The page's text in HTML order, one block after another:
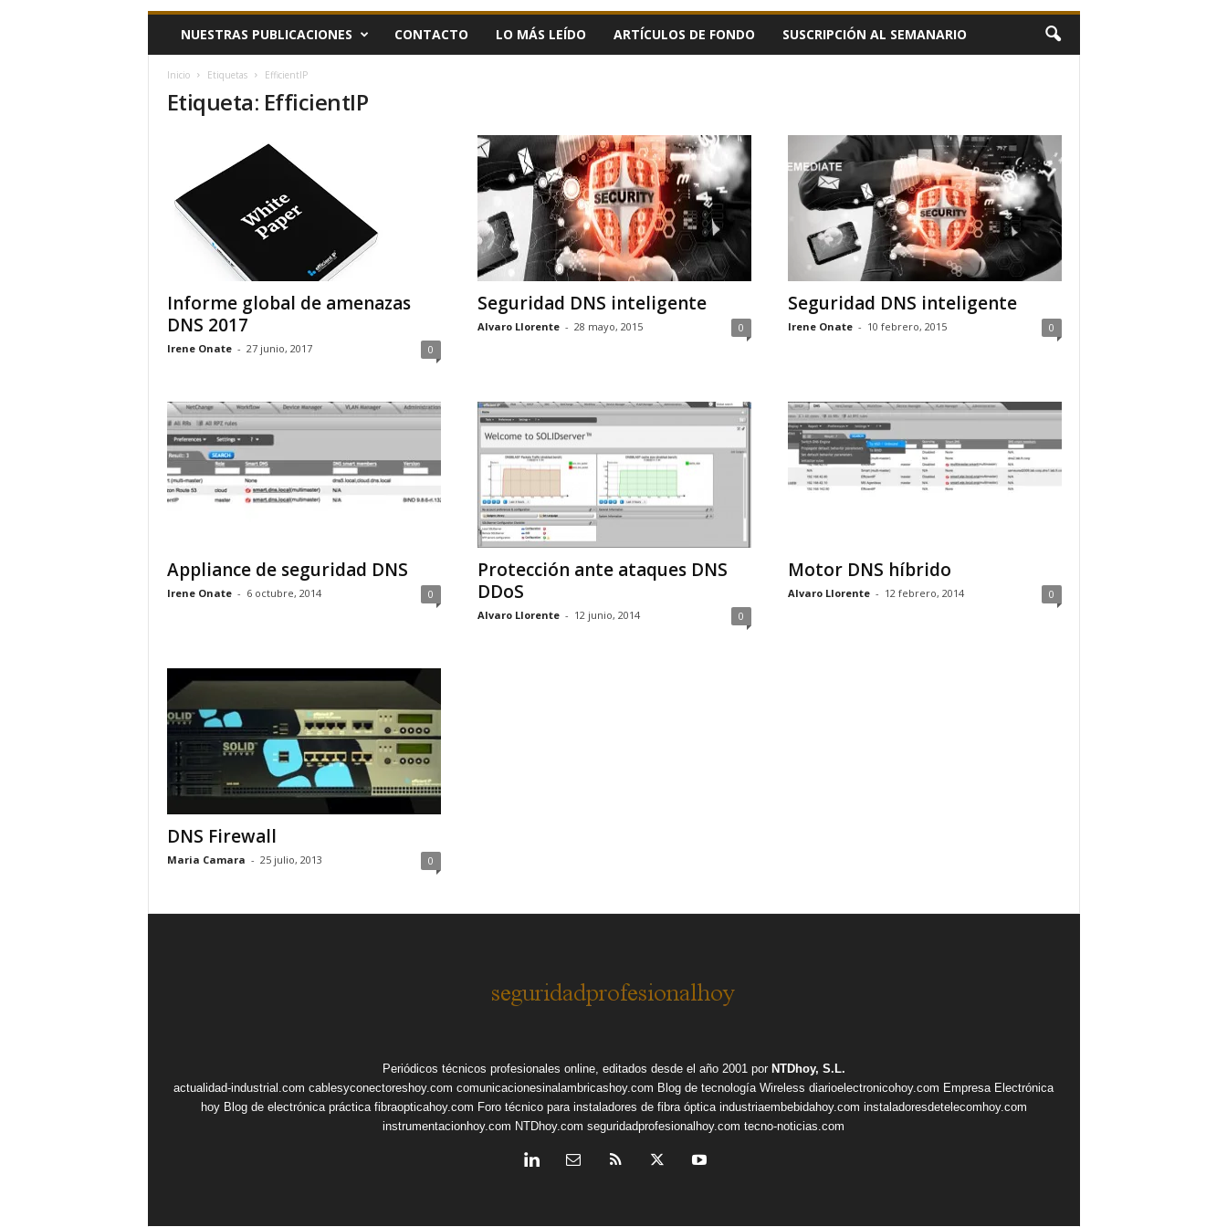
h
y
NUESTRAS PUBLICACIONES CONTACTO LO MÁS LEÍDO ARTÍCULOS DE FONDO SUSCRIPCIÓN AL SEMANARIO
Inicio Etiquetas EfficientIP
Etiqueta: EfficientIP
Informe global de amenazas
DNS 2017
Irene Onate - 27 junio, 2017 0
Seguridad DNS inteligente
Alvaro Llorente - 28 mayo, 2015 0
Seguridad DNS inteligente
Irene Onate - 10 febrero, 2015 0
Appliance de seguridad DNS
Irene Onate - 6 octubre, 2014 0
Protección ante ataques DNS
DDoS
Alvaro Llorente - 12 junio, 2014 0
Motor DNS híbrido
Alvaro Llorente - 12 febrero, 2014 0
DNS Firewall
Maria Camara - 25 julio, 2013 0
Periódicos técnicos profesionales online, editados desde el año 2001 por NTDhoy, S.L.
actualidad-industrial.com cablesyconectoreshoy.com comunicacionesinalambricashoy.com Blog de tecnología Wireless diarioelectronicohoy.com Empresa Electrónica
hoy Blog de electrónica práctica fibraopticahoy.com Foro técnico para instaladores de fibra óptica industriaembebidahoy.com instaladoresdetelecomhoy.com
instrumentacionhoy.com NTDhoy.com seguridadprofesionalhoy.com tecno-noticias.com